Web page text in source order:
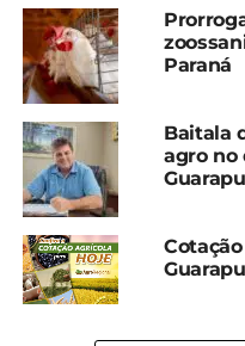
Compartilhe
Relacionado
Cotação agrícola para a
região de Guarapuava e
Irati
14 de agosto, 2024
Paraná
Baitala
agro no